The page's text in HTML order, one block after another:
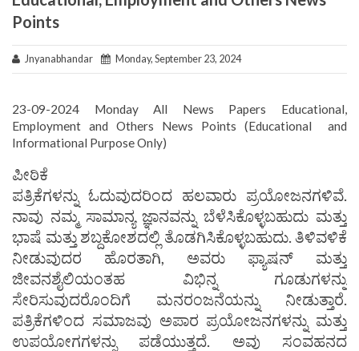
Points
Jnyanabhandar Monday, September 23, 2024
23-09-2024 Monday All News Papers Educational,
Employment and Others News Points (Educational and
Informational Purpose Only)
ಪೀಠಿಕೆ
ಪತ್ರಿಕೆಗಳನ್ನು ಓದುವುದರಿಂದ ಹಲವಾರು ಪ್ರಯೋಜನಗಳಿವೆ.
ನಾವು ನಮ್ಮ ಸಾಮಾನ್ಯ ಜ್ಞಾನವನ್ನು ಬೆಳೆಸಿಕೊಳ್ಳಬಹುದು ಮತ್ತು
ಭಾಷೆ ಮತ್ತು ಶಬ್ದಕೋಶದಲ್ಲಿ ತೊಡಗಿಸಿಕೊಳ್ಳಬಹುದು. ತಿಳಿವಳಿಕೆ
ನೀಡುವುದರ ಹೊರತಾಗಿ, ಅವರು ಫ್ಯಾಷನ್ ಮತ್ತು
ಜೀವನಶೈಲಿಯಂತಹ ವಿಭಿನ್ನ ಗೂಡುಗಳನ್ನು
ಸೇರಿಸುವುದರೊಂದಿಗೆ ಮನರಂಜನೆಯನ್ನು ನೀಡುತ್ತಾರೆ.
ಪತ್ರಿಕೆಗಳಿಂದ ಸಮಾಜವು ಅಪಾರ ಪ್ರಯೋಜನಗಳನ್ನು ಮತ್ತು
ಉಪಯೋಗಗಳನ್ನು ಪಡೆಯುತ್ತದೆ. ಅವು ಸಂವಹನದ